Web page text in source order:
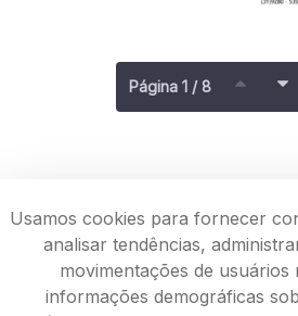
Página 1 / 8
Usamos cookies para fornecer
analisar tendências,
movimentações de usuários
informações demográficas